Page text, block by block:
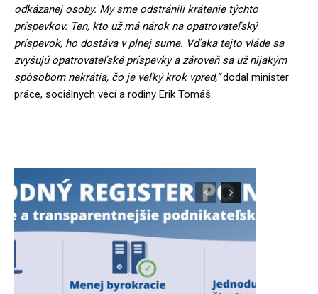
odkázanej osoby. My sme odstránili krátenie týchto
príspevkov. Ten, kto už má nárok na opatrovateľský
príspevok, ho dostáva v plnej sume. Vďaka tejto vláde sa
zvyšujú opatrovateľské príspevky a zároveň sa už nijakým
spôsobom nekrátia, čo je veľký krok vpred,“dodal minister
práce, sociálnych vecí a rodiny Erik Tomáš.